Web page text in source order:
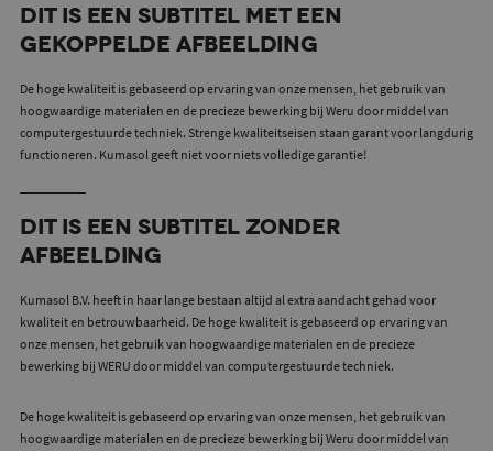
Dit is een subtitel met een
gekoppelde afbeelding
De hoge kwaliteit is gebaseerd op ervaring van onze mensen, het gebruik van
hoogwaardige materialen en de precieze bewerking bij Weru door middel van
computergestuurde techniek. Strenge kwaliteitseisen staan garant voor langdurig
functioneren. Kumasol geeft niet voor niets volledige garantie!
Dit is een subtitel zonder
afbeelding
Kumasol B.V. heeft in haar lange bestaan altijd al extra aandacht gehad voor
kwaliteit en betrouwbaarheid. De hoge kwaliteit is gebaseerd op ervaring van
onze mensen, het gebruik van hoogwaardige materialen en de precieze
bewerking bij WERU door middel van computergestuurde techniek.
De hoge kwaliteit is gebaseerd op ervaring van onze mensen, het gebruik van
hoogwaardige materialen en de precieze bewerking bij Weru door middel van